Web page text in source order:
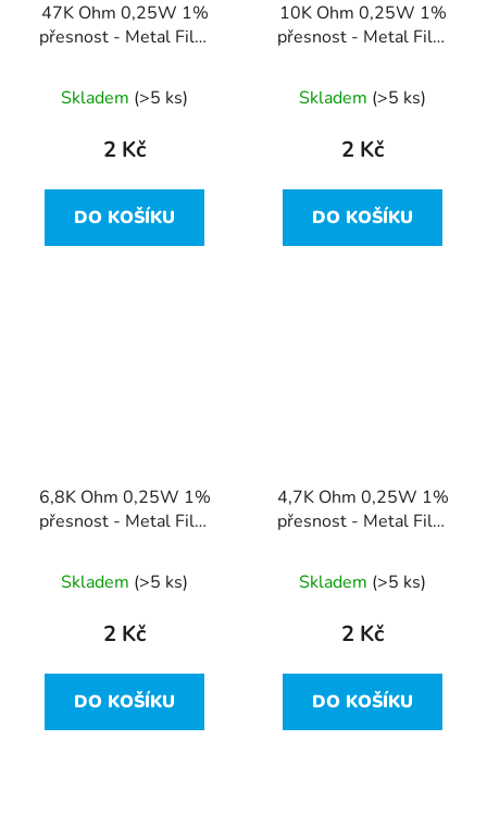
47K Ohm 0,25W 1%
přesnost - Metal Film
Skladem (>5 ks)
2 Kč
DO KOŠÍKU
10K Ohm 0,25W 1%
přesnost - Metal Film
Skladem (>5 ks)
2 Kč
DO KOŠÍKU
6,8K Ohm 0,25W 1%
přesnost - Metal Film
Skladem (>5 ks)
2 Kč
DO KOŠÍKU
4,7K Ohm 0,25W 1%
přesnost - Metal Film
Skladem (>5 ks)
2 Kč
DO KOŠÍKU